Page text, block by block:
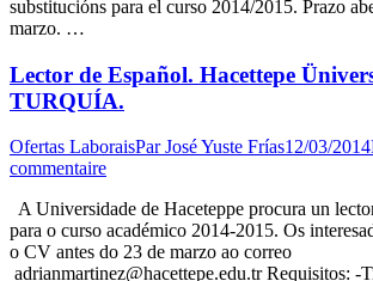
substitucións para el curso 2014/2015. Prazo
marzo. …
Lector de Español. Hacettepe
TURQUÍA.
Ofertas LaboraisParJosé Yuste Frías12/03/2014
commentaire
A Universidade de Haceteppe procura un
para o curso académico 2014-2015. Os
o CV antes do 23 de marzo ao correo
adrianmartinez@hacettepe.edu.tr Requisitos: -